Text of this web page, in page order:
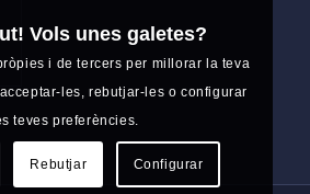
Vols unes galetes?
i de tercers per millorar la teva
les, rebutjar-les o configurar
teves preferències.
Rebutjar Configurar